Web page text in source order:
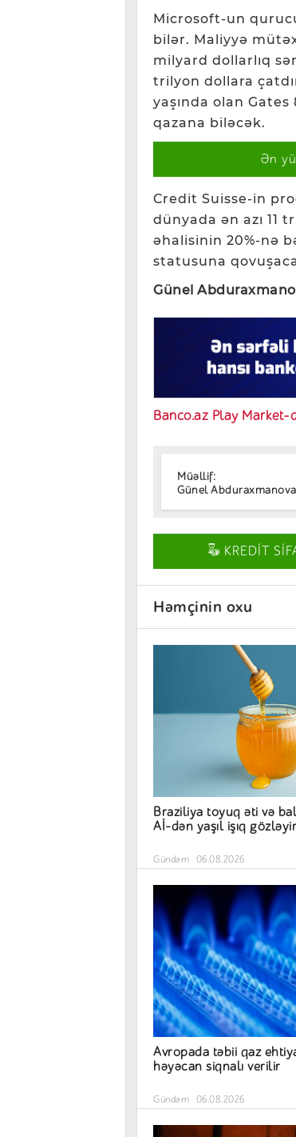
Microsoft-un
bilər. Maliyyə
milyard dollarlıq
trilyon dollara
yaşında olan Gates
qazana biləcək.
Ən
Credit Suisse-in
dünyada ən azı 11
əhalisinin 20%-nə
statusuna
Günel
Banco.az Play Market-
Müəllif:
Günel Abduraxmanova
KREDİT
Həmçinin oxu
Braziliya toyuq əti və
Aİ-dən yaşıl işıq gözləyir
Gündəm 06.08.2026
Avropada təbii qaz
həyəcan siqnalı verilir
Gündəm 06.08.2026